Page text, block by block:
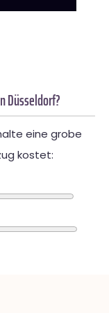
Düsseldorf?
eine grobe
kostet: